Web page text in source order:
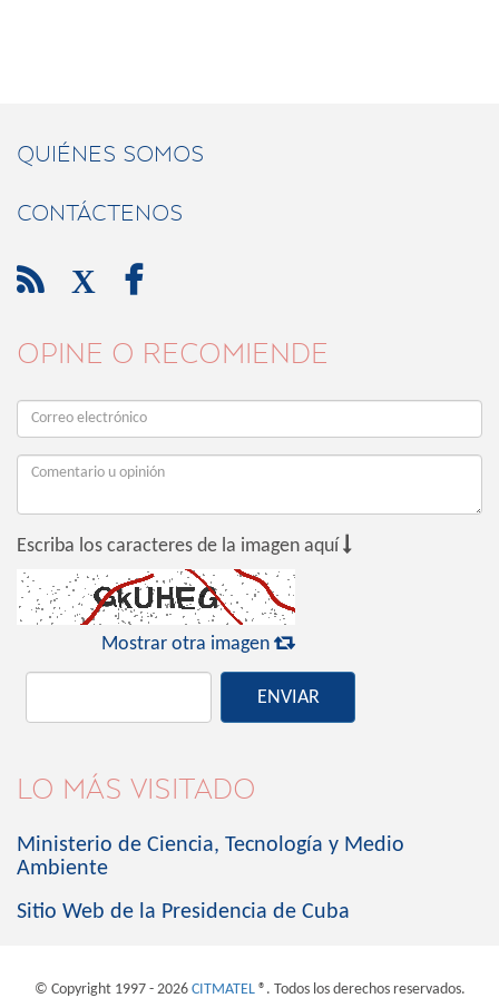
QUIÉNES SOMOS
CONTÁCTENOS
 X 
OPINE O RECOMIENDE
Escriba los caracteres de la imagen aquí 
Mostrar otra imagen 
ENVIAR
LO MÁS VISITADO
Ministerio de Ciencia, Tecnología y Medio
Ambiente
Sitio Web de la Presidencia de Cuba
© Copyright 1997 - 2026 CITMATEL®. Todos los derechos reservados.